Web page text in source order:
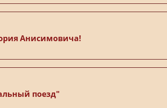
Анисимовича!
поезд"